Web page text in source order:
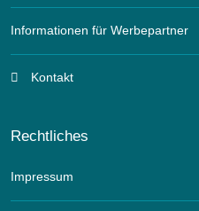
Informationen für Werbepartner
Kontakt
Rechtliches
Impressum